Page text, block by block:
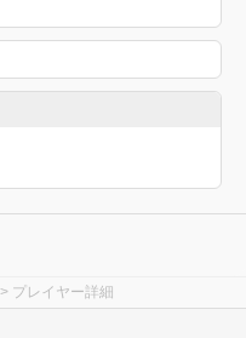
> プレイヤー詳細